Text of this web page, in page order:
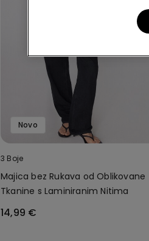
Novo
3 Boje
Majica bez Rukava od Oblikovane
Tkanine s Laminiranim Nitima
14,99 €